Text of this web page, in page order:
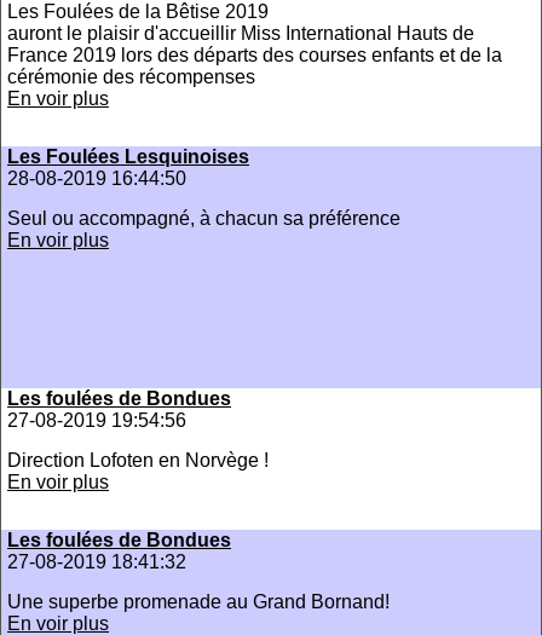
Les Foulées de la Bêtise 2019
auront le plaisir d'accueillir Miss International Hauts de
France 2019 lors des départs des courses enfants et de la
cérémonie des récompenses
En voir plus
Les Foulées Lesquinoises
28-08-2019 16:44:50
Seul ou accompagné, à chacun sa préférence
En voir plus
Les foulées de Bondues
27-08-2019 19:54:56
Direction Lofoten en Norvège !
En voir plus
Les foulées de Bondues
27-08-2019 18:41:32
Une superbe promenade au Grand Bornand!
En voir plus